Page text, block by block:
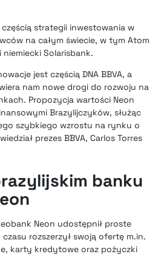
częścią strategii inwestowania w
na całym świecie, w tym Atom
i niemiecki Solarisbank.
jest częścią DNA BBVA, a
nam nowe drogi do rozwoju na
Propozycja wartości Neon
Brazylijczyków, służąc
szybkiego wzrostu na rynku o
prezes BBVA, Carlos Torres
banku
Neon udostępnił proste
rozszerzył swoją ofertę m.in.
karty kredytowe oraz pożyczki